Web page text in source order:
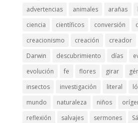
advertencias animales arañas
ciencia
científicos conversión
creacionismo
creación creador
Darwin
descubrimiento días
evolución
fe flores girar
insectos
investigación literal
mundo
naturaleza niños
reflexión
salvajes sermones